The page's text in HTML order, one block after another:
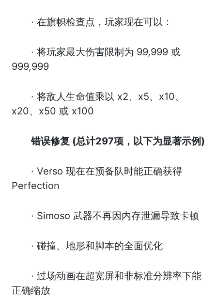
· 在旗帜检查点，玩家现在可以：
· 将玩家最大伤害限制为 99,999 或
999,999
· 将敌人生命值乘以 x2、x5、x10、
x20、x50 或 x100
错误修复 (总计297项，以下为显著示例)
· Verso 现在在预备队时能正确获得
Perfection
· Simoso 武器不再因内存泄漏导致卡顿
· 碰撞、地形和脚本的全面优化
· 过场动画在超宽屏和非标准分辨率下能
正确缩放